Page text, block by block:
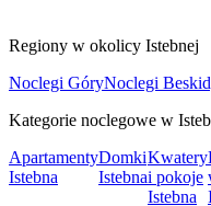
Regiony w okolicy Istebnej
Noclegi GóryNoclegi
Kategorie noclegowe w
Apartamenty
Istebna
Domki
Istebna
Kwatery
i pokoje
Istebna